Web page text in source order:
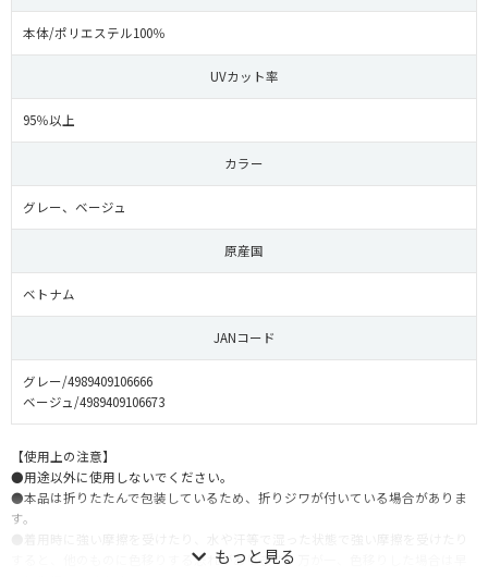
本体/ポリエステル100％
UVカット率
95％以上
カラー
グレー、ベージュ
原産国
ベトナム
JANコード
グレー/4989409106666
ベージュ/4989409106673
【使用上の注意】
●用途以外に使用しないでください。
●本品は折りたたんで包装しているため、折りジワが付いている場合がありま
す。
すると、他のものに色移りする恐れがあります。万が一、色移りした場合は早